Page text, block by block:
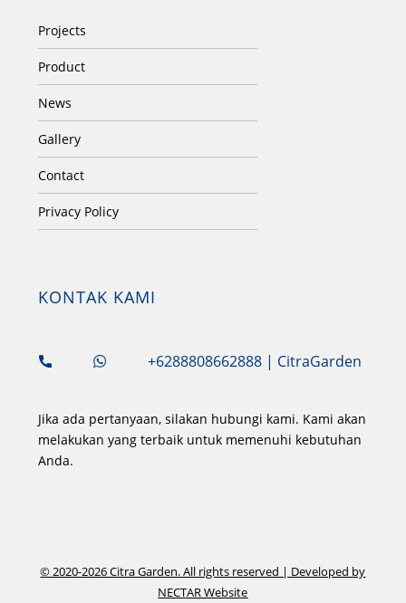
Projects
Product
News
Gallery
Contact
Privacy Policy
KONTAK KAMI
+6288808662888| CitraGarden
Jika ada pertanyaan, silakan hubungi kami. Kami akan
melakukan yang terbaik untuk memenuhi kebutuhan
Anda.
© 2020-2026Citra Garden. All rights reserved | Developed by
NECTAR Website